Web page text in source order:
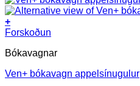
+
Forskoðun
Bókavagnar
Ven+ bókavagn appelsínugulur